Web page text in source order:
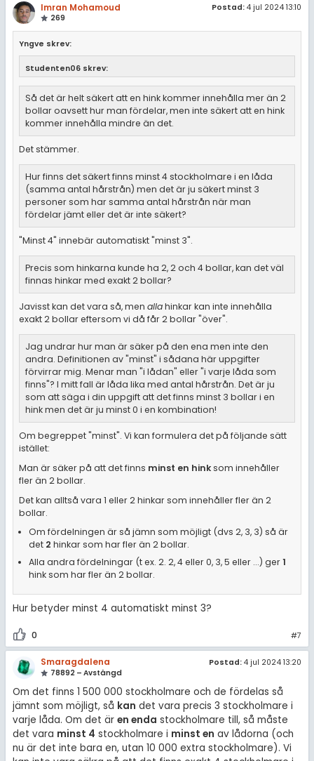
Imran Mohamoud
269
Postad: 4 jul 2024 13:10
Yngve skrev:
Studenten06 skrev:
Så det är helt säkert att en hink kommer innehålla mer än 2
bollar oavsett hur man fördelar, men inte säkert att en hink
kommer innehålla mindre än det.
Det stämmer.
Hur finns det säkert finns minst 4 stockholmare i en låda
(samma antal hårstrån) men det är ju säkert minst 3
personer som har samma antal hårstrån när man
fördelar jämt eller det är inte säkert?
"Minst 4" innebär automatiskt "minst 3".
Precis som hinkarna kunde ha 2, 2 och 4 bollar, kan det väl
finnas hinkar med exakt 2 bollar?
Javisst kan det vara så, men allahinkar kan inte innehålla
exakt 2 bollar eftersom vi då får 2 bollar "över".
Jag undrar hur man är säker på den ena men inte den
andra. Definitionen av "minst" i sådana här uppgifter
förvirrar mig. Menar man "i lådan" eller "i varje låda som
finns"? I mitt fall är låda lika med antal hårstrån. Det är ju
som att säga i din uppgift att det finns minst 3 bollar i en
hink men det är ju minst 0 i en kombination!
Om begreppet "minst". Vi kan formulera det på följande sätt
istället:
Man är säker på att det finns minst en hinksom innehåller
fler än 2 bollar.
Det kan alltså vara 1 eller 2 hinkar som innehåller fler än 2
bollar.
Om fördelningen är så jämn som möjligt (dvs 2, 3, 3) så är
det 2 hinkar som har fler än 2 bollar.
Alla andra fördelningar (t ex. 2. 2, 4 eller 0, 3, 5 eller ...) ger1
hink som har fler än 2 bollar.
Hur betyder minst 4 automatiskt minst 3?
0 #7
Smaragdalena
78892 – Avstängd
Postad: 4 jul 2024 13:20
Om det finns 1 500 000 stockholmare och de fördelas så
jämnt som möjligt, så kan det vara precis 3 stockholmare i
varje låda. Om det är en enda stockholmare till, så måste
det vara minst 4 stockholmare i minst en av lådorna (och
nu är det inte bara en, utan 10 000 extra stockholmare). Vi